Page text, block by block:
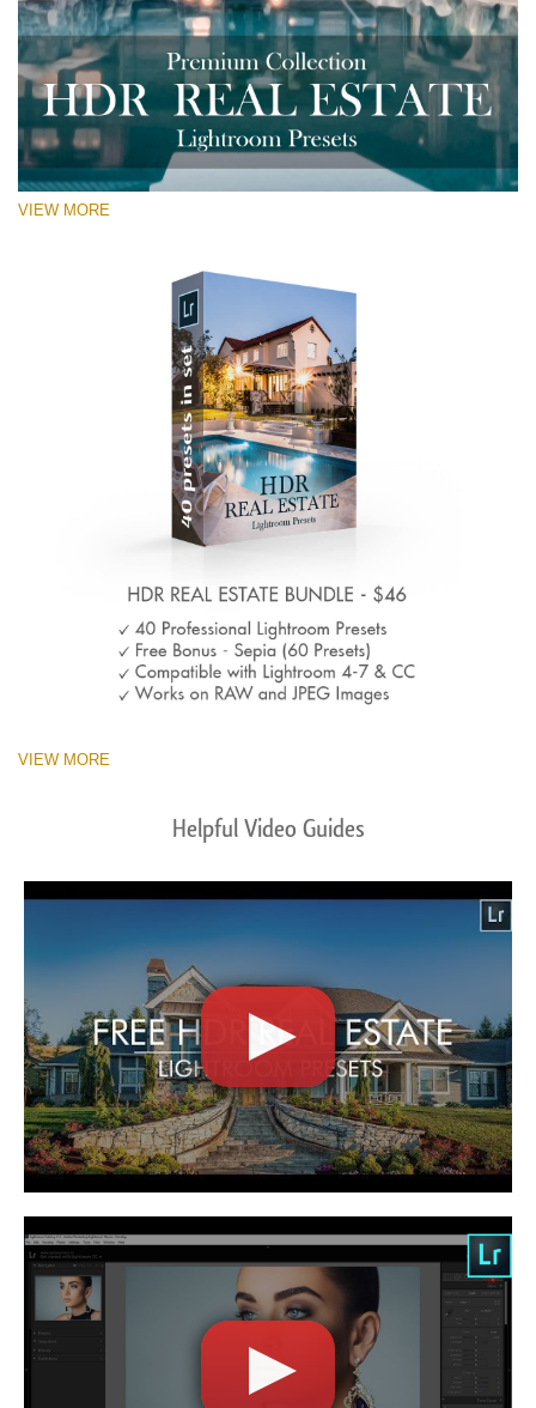
VIEW MORE
VIEW MORE
Helpful Video Guides